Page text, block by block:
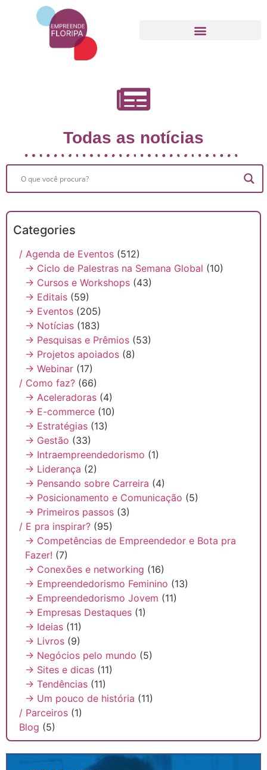
Todas as notícias
Categories
/ Agenda de Eventos (512)
→ Ciclo de Palestras na Semana Global (10)
→ Cursos e Workshops (43)
→ Editais (59)
→ Eventos (205)
→ Notícias (183)
→ Pesquisas e Prêmios (53)
→ Projetos apoiados (8)
→ Webinar (17)
/ Como faz? (66)
→ Aceleradoras (4)
→ E-commerce (10)
→ Estratégias (13)
→ Gestão (33)
→ Intraempreendedorismo (1)
→ Liderança (2)
→ Pensando sobre Carreira (4)
→ Posicionamento e Comunicação (5)
→ Primeiros passos (3)
/ E pra inspirar? (95)
→ Competências de Empreendedor e Bota pra
Fazer! (7)
→ Conexões e networking (16)
→ Empreendedorismo Feminino (13)
→ Empreendedorismo Jovem (11)
→ Empresas Destaques (1)
→ Ideias (11)
→ Livros (9)
→ Negócios pelo mundo (5)
→ Sites e dicas (11)
→ Tendências (11)
→ Um pouco de história (11)
/ Parceiros (1)
Blog (5)